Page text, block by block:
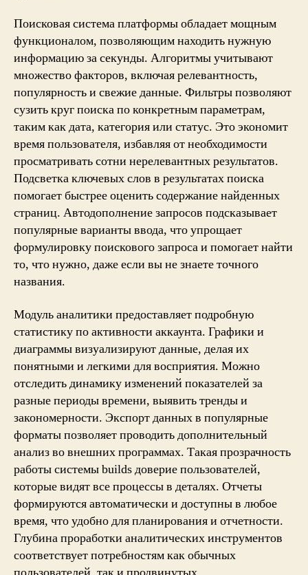
Поисковая система платформы обладает мощным
функционалом, позволяющим находить нужную
информацию за секунды. Алгоритмы учитывают
множество факторов, включая релевантность,
популярность и свежие данные. Фильтры позволяют
сузить круг поиска по конкретным параметрам,
таким как дата, категория или статус. Это экономит
время пользователя, избавляя от необходимости
просматривать сотни нерелевантных результатов.
Подсветка ключевых слов в результатах поиска
помогает быстрее оценить содержание найденных
страниц. Автодополнение запросов подсказывает
популярные варианты ввода, что упрощает
формулировку поискового запроса и помогает найти
то, что нужно, даже если вы не знаете точного
названия.
Модуль аналитики предоставляет подробную
статистику по активности аккаунта. Графики и
диаграммы визуализируют данные, делая их
понятными и легкими для восприятия. Можно
отследить динамику изменений показателей за
разные периоды времени, выявить тренды и
закономерности. Экспорт данных в популярные
форматы позволяет проводить дополнительный
анализ во внешних программах. Такая прозрачность
работы системы builds доверие пользователей,
которые видят все процессы в деталях. Отчеты
формируются автоматически и доступны в любое
время, что удобно для планирования и отчетности.
Глубина проработки аналитических инструментов
соответствует потребностям как обычных